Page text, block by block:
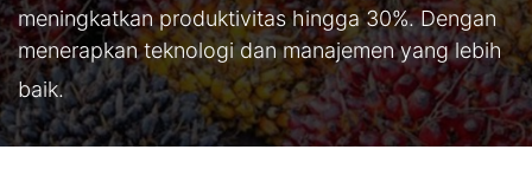
meningkatkan produktivitas hingga 30%. Dengan
menerapkan teknologi dan manajemen yang lebih
baik.